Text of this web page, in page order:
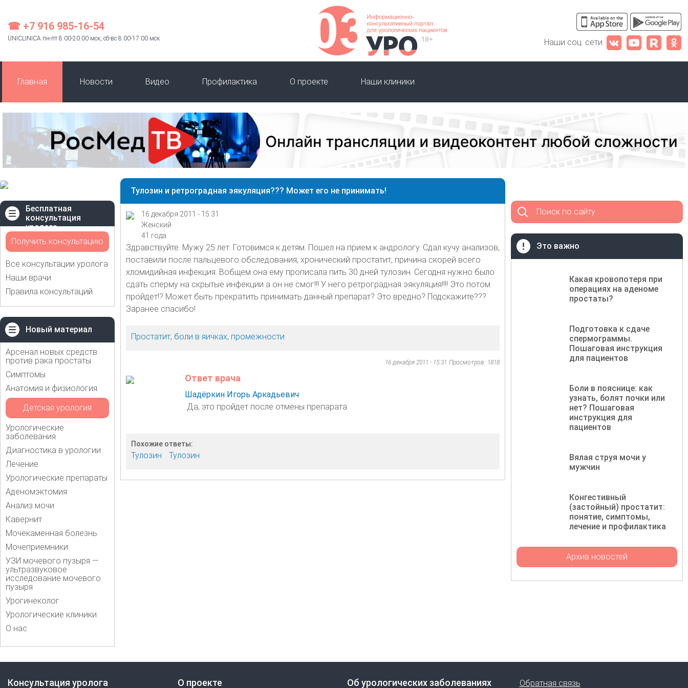
☎ +7 916 985-16-54
UNICLINICA пн-пт 8:00-20:00 мск, сб-вс 8:00-17:00 мск Наши соц. сети
Главная Новости Видео Профилактика О проекте Наши клиники
Бесплатная
консультация
уролога
Получить консультацию
Все консультации уролога
Наши врачи
Правила консультаций
Новый материал
Арсенал новых средств
против рака простаты
Симптомы
Анатомия и физиология
Детская урология
Урологические
заболевания
Диагностика в урологии
Лечение
Урологические препараты
Аденомэктомия
Анализ мочи
Кавернит
Мочекаменная болезнь
Мочеприемники
УЗИ мочевого пузыря —
ультразвуковое
исследование мочевого
пузыря
Урогинеколог
Урологические клиники
О нас
Тулозин и ретроградная эякуляция??? Может его не принимать!
16 декабря 2011 - 15:31
Женский
41 года
Здравствуйте. Мужу 25 лет. Готовимся к детям. Пошел на прием к андрологу. Сдал кучу анализов,
поставили после пальцевого обследования, хронический простатит, причина скорей всего
хломидийная инфекция. Вобщем она ему прописала пить 30 дней тулозин. Сегодня нужно было
сдать сперму на скрытые инфекции а он не смог!!! У него ретроградная эякуляция!!!! Это потом
пройдет!? Может быть прекратить принимать данный препарат? Это вредно? Подскажите???
Заранее спасибо!
Простатит, боли в яичках, промежности
16 декабря 2011 - 15:31 Просмотров: 1818
Ответ врача
Шадёркин Игорь Аркадьевич
Да, это пройдет после отмены препарата
Похожие ответы:
Тулозин Тулозин
Поиск по сайту
Это важно
Какая кровопотеря при
операциях на аденоме
простаты?
Подготовка к сдаче
спермограммы.
Пошаговая инструкция
для пациентов
Боли в пояснице: как
узнать, болят почки или
нет? Пошаговая
инструкция для
пациентов
Вялая струя мочи у
мужчин
Конгестивный
(застойный) простатит:
понятие, симптомы,
лечение и профилактика
Архив новостей
Консультация уролога О проекте Об урологических заболеваниях Обратная связь